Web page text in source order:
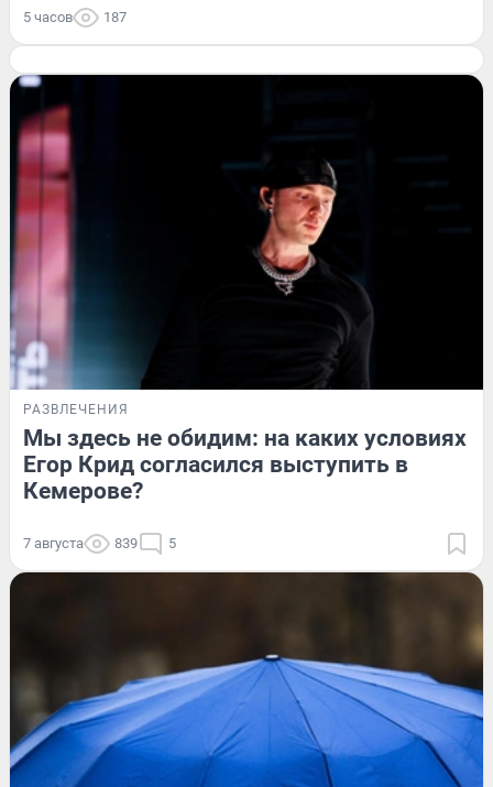
5 часов 187
РАЗВЛЕЧЕНИЯ
Мы здесь не обидим: на каких условиях
Егор Крид согласился выступить в
Кемерове?
7 августа 839 5